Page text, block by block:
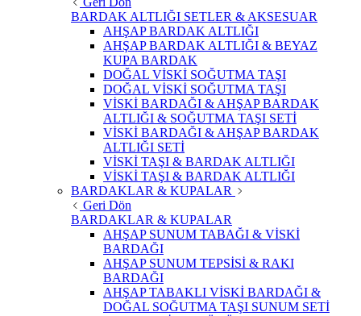
BARDAK ALTLIĞI SETLER & AKSESUAR
AHŞAP BARDAK ALTLIĞI
AHŞAP BARDAK ALTLIĞI & BEYAZ
KUPA BARDAK
DOĞAL VİSKİ SOĞUTMA TAŞI
DOĞAL VİSKİ SOĞUTMA TAŞI
VİSKİ BARDAĞI & AHŞAP BARDAK
ALTLIĞI & SOĞUTMA TAŞI SETİ
VİSKİ BARDAĞI & AHŞAP BARDAK
ALTLIĞI SETİ
VİSKİ TAŞI & BARDAK ALTLIĞI
VİSKİ TAŞI & BARDAK ALTLIĞI
BARDAKLAR & KUPALAR
Geri Dön
BARDAKLAR & KUPALAR
AHŞAP SUNUM TABAĞI & VİSKİ
BARDAĞI
AHŞAP SUNUM TEPSİSİ & RAKI
BARDAĞI
AHŞAP TABAKLI VİSKİ BARDAĞI &
DOĞAL SOĞUTMA TAŞI SUNUM SETİ